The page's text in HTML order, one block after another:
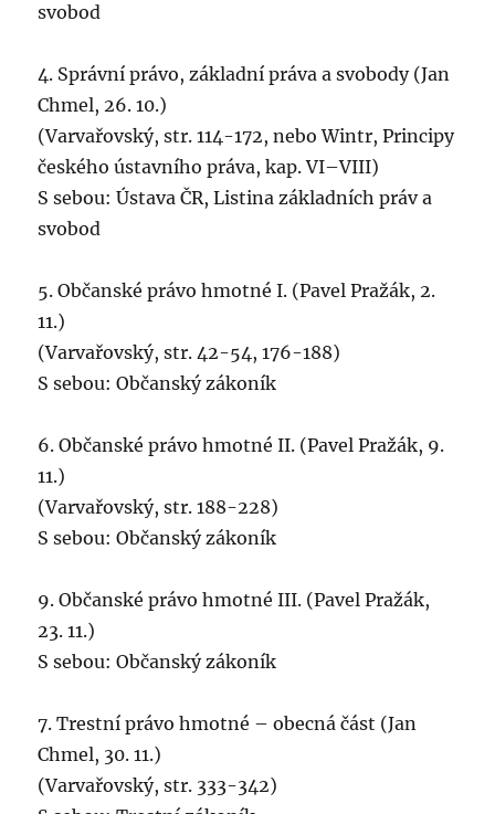
svobod
4. Správní právo, základní práva a svobody (Jan
Chmel, 26. 10.)
(Varvařovský, str. 114-172, nebo Wintr, Principy
českého ústavního práva, kap. VI–VIII)
S sebou: Ústava ČR, Listina základních práv a
svobod
5. Občanské právo hmotné I. (Pavel Pražák, 2.
11.)
(Varvařovský, str. 42-54, 176-188)
S sebou: Občanský zákoník
6. Občanské právo hmotné II. (Pavel Pražák, 9.
11.)
(Varvařovský, str. 188-228)
S sebou: Občanský zákoník
9. Občanské právo hmotné III. (Pavel Pražák,
23. 11.)
S sebou: Občanský zákoník
7. Trestní právo hmotné – obecná část (Jan
Chmel, 30. 11.)
(Varvařovský, str. 333-342)